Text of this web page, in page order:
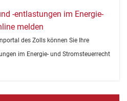
-entlastungen im Energie-
melden
des Zolls können Sie Ihre
im Energie- und Stromsteuerrecht